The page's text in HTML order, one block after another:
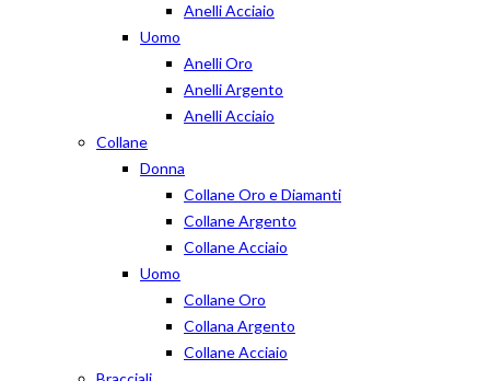
Anelli Acciaio
Uomo
Anelli Oro
Anelli Argento
Anelli Acciaio
Collane
Donna
Collane Oro e Diamanti
Collane Argento
Collane Acciaio
Uomo
Collane Oro
Collana Argento
Collane Acciaio